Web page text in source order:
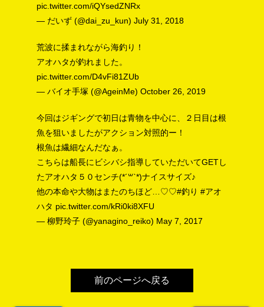
pic.twitter.com/iQYsedZNRx
— だいず (@dai_zu_kun)July 31, 2018
荒波に揉まれながら海釣り！
アオハタが釣れました。
pic.twitter.com/D4vFi81ZUb
— バイオ手塚 (@AgeinMe)October 26, 2019
今回はジギングで初日は青物を中心に、２日目は根
魚を狙いましたがアクション対照的ー！
根魚は繊細なんだなぁ。
こちらは船長にビシバシ指導していただいてGETし
たアオハタ５０センチ(*´꒳`*)ナイスサイズ♪
他の本命や大物はまたのちほど…♡♡#釣り #アオ
ハタ pic.twitter.com/kRi0ki8XFU
— 柳野玲子 (@yanagino_reiko) May 7, 2017
前のページへ戻る